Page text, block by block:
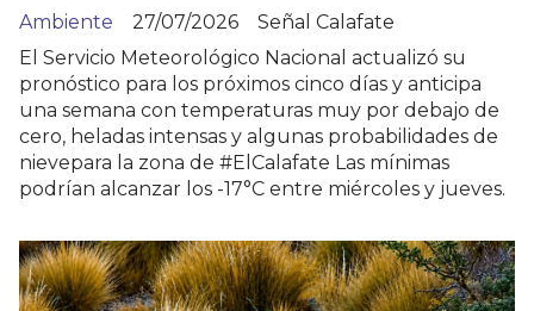
Señal Calafate
Ambiente
27/07/2026
El Servicio Meteorológico Nacional actualizó su
pronóstico para los próximos cinco días y anticipa
una semana con temperaturas muy por debajo de
cero, heladas intensas y algunas probabilidades de
nievepara la zona de #ElCalafate Las mínimas
podrían alcanzar los -17°C entre miércoles y jueves.